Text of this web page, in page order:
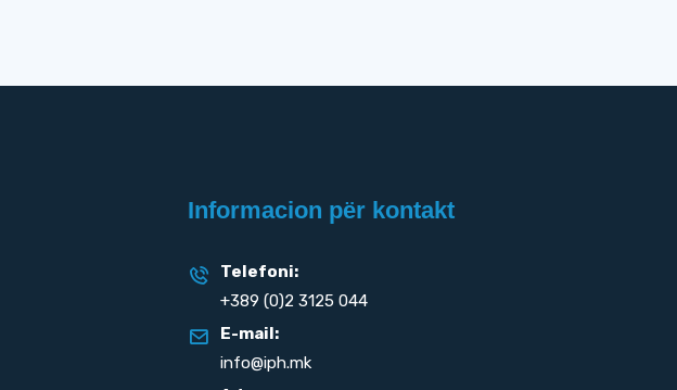
Informacion për kontakt
Telefoni:
+389 (0)2 3125 044
E-mail:
info@iph.mk